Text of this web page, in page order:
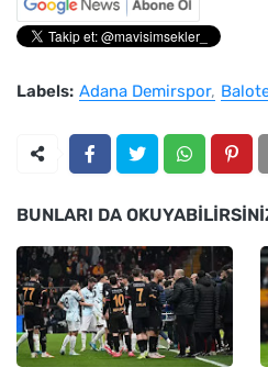
Labels: Adana Demirspor
BUNLARI DA